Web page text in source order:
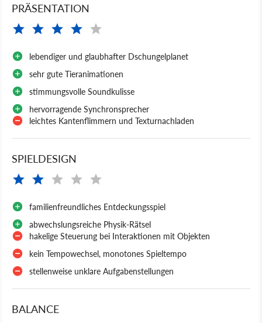
PRÄSENTATION
lebendiger und glaubhafter Dschungelplanet
sehr gute Tieranimationen
stimmungsvolle Soundkulisse
hervorragende Synchronsprecher
leichtes Kantenflimmern und Texturnachladen
SPIELDESIGN
familienfreundliches Entdeckungsspiel
abwechslungsreiche Physik-Rätsel
hakelige Steuerung bei Interaktionen mit Objekten
kein Tempowechsel, monotones Spieltempo
stellenweise unklare Aufgabenstellungen
BALANCE